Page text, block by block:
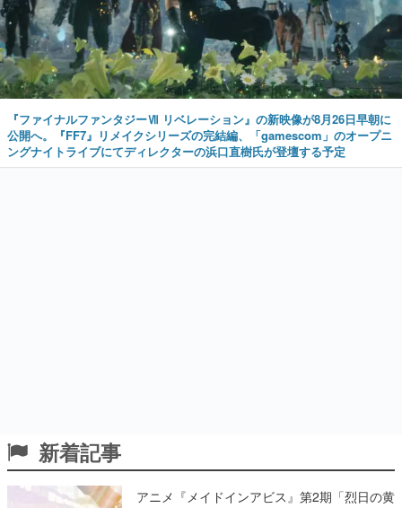
『ファイナルファンタジーⅦ リベレーション』の新映像が8月26日早朝に
公開へ。『FF7』リメイクシリーズの完結編、「gamescom」のオープニ
ングナイトライブにてディレクターの浜口直樹氏が登壇する予定
新着記事
アニメ『メイドインアビス』第2期「烈日の黄